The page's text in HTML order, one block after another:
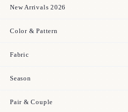
New Arrivals 2026
Color & Pattern
Fabric
Season
Pair & Couple